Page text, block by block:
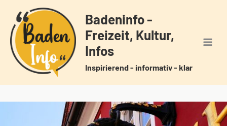
Inhalt
springen
Badeninfo -
Freizeit, Kultur,
Infos
Inspirierend - informativ - klar